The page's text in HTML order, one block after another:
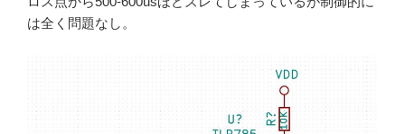
は全く問題なし。